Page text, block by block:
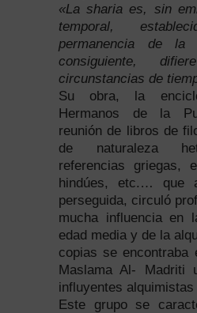
«La sharia es, sin
temporal,
permanencia de
consiguiente,
circunstancias de
Su obra, la
Hermanos de la
reunión de libros de
de naturaleza
referencias griegas,
hindúes, etc.… que
perseguida, circuló
mucha influencia en
edad media y de la
copias se encontraba
Maslama Al- Madriti
influyentes
Este grupo se